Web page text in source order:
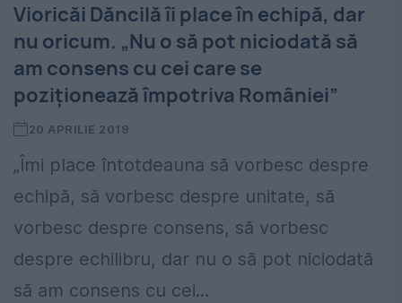
Vioricăi Dăncilă îi place în echipă, dar
nu oricum. „Nu o să pot niciodată să
am consens cu cei care se
poziţionează împotriva României”
20 APRILIE 2019
„Îmi place întotdeauna să vorbesc despre
echipă, să vorbesc despre unitate, să
vorbesc despre consens, să vorbesc
despre echilibru, dar nu o să pot niciodată
să am consens cu cei...